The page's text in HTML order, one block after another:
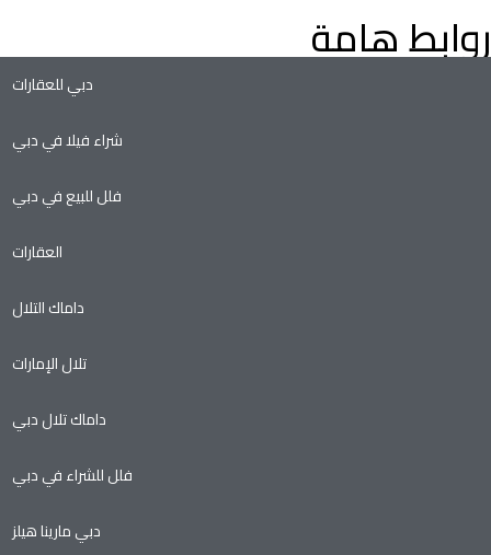
روابط هامة
دبي للعقارات
شراء فيلا في دبي
فلل للبيع في دبي
العقارات
داماك التلال
تلال الإمارات
داماك تلال دبي
فلل للشراء في دبي
دبي مارينا هيلز